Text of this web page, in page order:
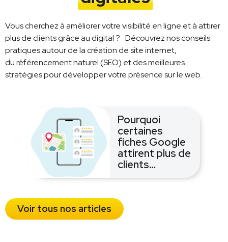
Vous cherchez à améliorer votre visibilité en ligne et à attirer
plus de clients grâce au digital ? Découvrez nos conseils
pratiques autour de la création de site internet,
du référencement naturel (SEO) et des meilleures
stratégies pour développer votre présence sur le web.
Pourquoi
certaines
fiches Google
attirent plus de
clients…
Voir tous nos articles